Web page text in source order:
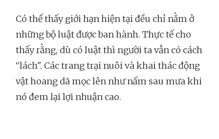
Có thể thấy giới hạn hiện tại đều chỉ nằm ở
những bộ luật được ban hành. Thực tế cho
thấy rằng, dù có luật thì người ta vẫn có cách
“lách". Các trang trại nuôi và khai thác động
vật hoang dã mọc lên như nấm sau mưa khi
nó đem lại lợi nhuận cao.